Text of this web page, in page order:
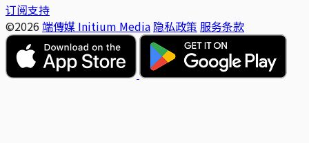
订阅支持
©2026 端傳媒 Initium Media 隐私政策 服务条款